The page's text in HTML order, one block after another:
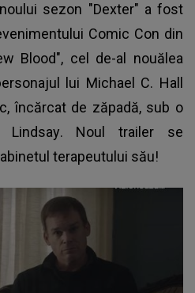
sezon "Dexter" a fost
Comic Con din
Blood", cel de-al nouălea
lui Michael C. Hall
încărcat de zăpadă, sub o
Lindsay. Noul trailer se
terapeutului său!